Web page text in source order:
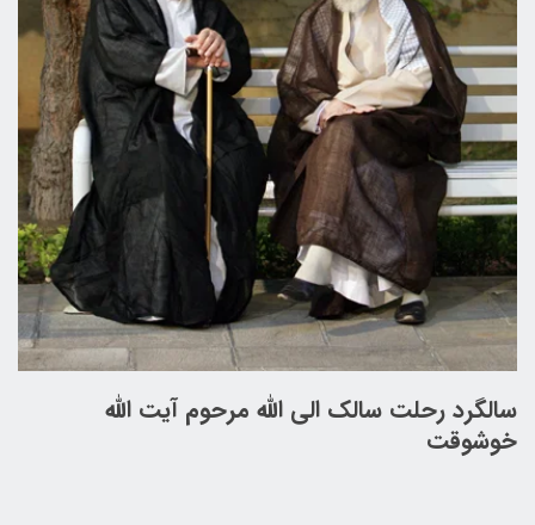
سالگرد رحلت سالک الی الله مرحوم آیت الله
خوشوقت